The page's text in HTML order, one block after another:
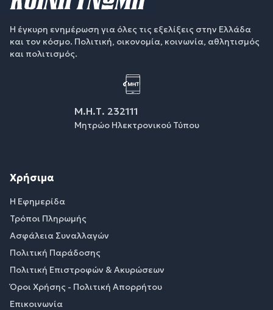
Η έγκυρη ενημέρωση για όλες τις εξελίξεις στην Ελλάδα
και τον κόσμο. Πολιτική, οικονομία, κοινωνία, αθλητισμός
και πολιτισμός.
Μ.Η.Τ. 232111
Μητρώο Ηλεκτρονικού Τύπου
Χρήσιμα
Η Εφημερίδα
Τρόποι Πληρωμής
Ασφάλεια Συναλλαγών
Πολιτική Παράδοσης
Πολιτική Επιστροφών & Ακυρώσεων
Όροι Χρήσης - Πολιτική Απορρήτου
Επικοινωνία